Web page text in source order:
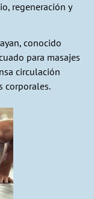
regeneración y
conocido
para masajes
circulación
corporales.